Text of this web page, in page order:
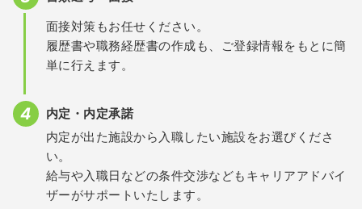
面接対策もお任せください。
履歴書や職務経歴書の作成も、ご登録情報をもとに簡
単に行えます。
内定・内定承諾
内定が出た施設から入職したい施設をお選びくださ
い。
給与や入職日などの条件交渉などもキャリアアドバイ
ザーがサポートいたします。